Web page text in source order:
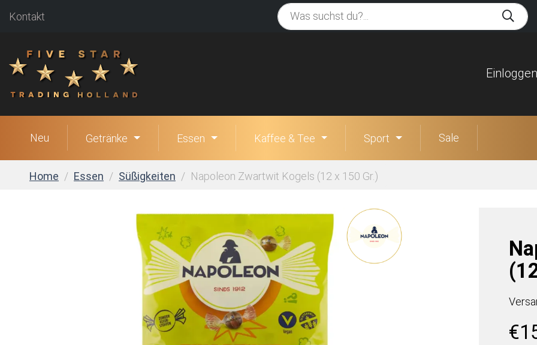
Kontakt
Einloggen
Neu Getränke Essen Kaffee & Tee Sport Sale
Home Essen Süßigkeiten Napoleon Zwartwit Kogels (12 x 150 Gr.)
€